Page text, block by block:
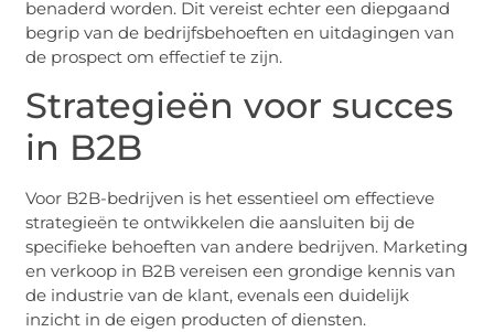
benaderd worden. Dit vereist echter een diepgaand
begrip van de bedrijfsbehoeften en uitdagingen van
de prospect om effectief te zijn.
Strategieën voor succes
in B2B
Voor B2B-bedrijven is het essentieel om effectieve
strategieën te ontwikkelen die aansluiten bij de
specifieke behoeften van andere bedrijven. Marketing
en verkoop in B2B vereisen een grondige kennis van
de industrie van de klant, evenals een duidelijk
inzicht in de eigen producten of diensten.